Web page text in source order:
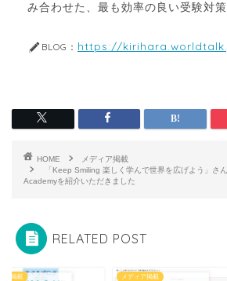
み合わせた、最も効率の良い受験対策
BLOG： https://
HOME
メディア掲載
「Keep Smiling 楽しく学んで世界を広げよう」さ
Academyを紹介いただきました
RELATED POST
ア掲載 メディア掲載